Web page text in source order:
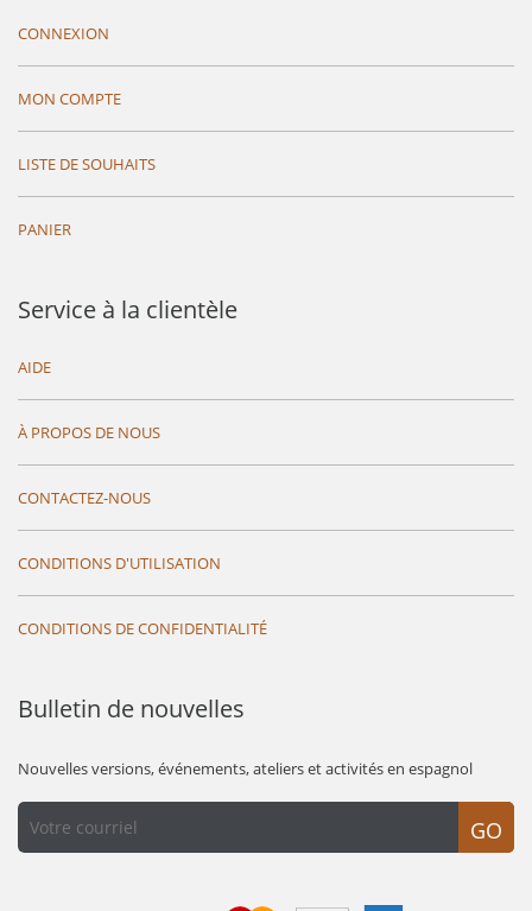
CONNEXION
MON COMPTE
LISTE DE SOUHAITS
PANIER
Service à la clientèle
AIDE
À PROPOS DE NOUS
CONTACTEZ-NOUS
CONDITIONS D'UTILISATION
CONDITIONS DE CONFIDENTIALITÉ
Bulletin de nouvelles
Nouvelles versions, événements, ateliers et activités en espagnol
GO